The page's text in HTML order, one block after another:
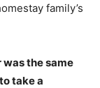
family’s
the same
take a